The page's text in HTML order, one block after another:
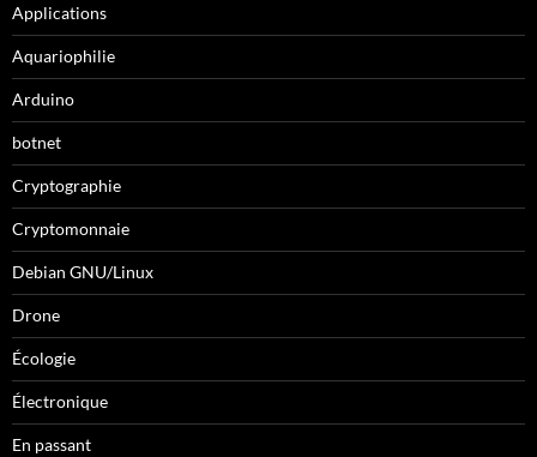
Applications
Aquariophilie
Arduino
botnet
Cryptographie
Cryptomonnaie
Debian GNU/Linux
Drone
Écologie
Électronique
En passant